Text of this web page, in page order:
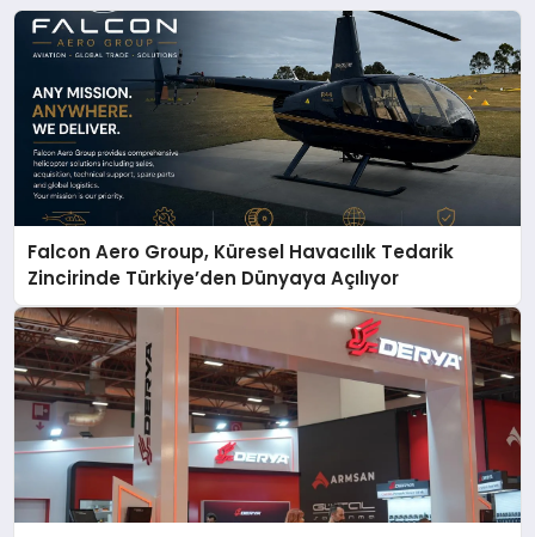
Falcon Aero Group, Küresel Havacılık Tedarik
Zincirinde Türkiye’den Dünyaya Açılıyor